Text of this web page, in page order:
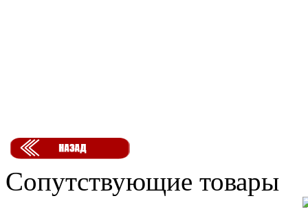
Сопутствующие товары